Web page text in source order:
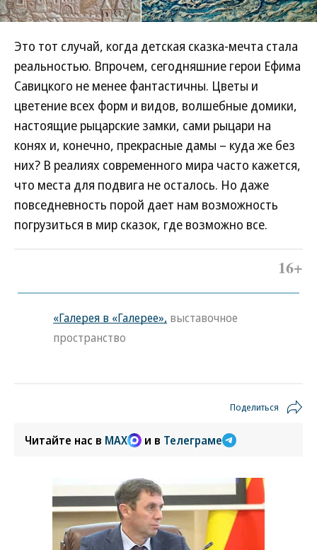
Это тот случай, когда детская сказка-мечта стала
реальностью. Впрочем, сегодняшние герои Ефима
Савицкого не менее фантастичны. Цветы и
цветение всех форм и видов, волшебные домики,
настоящие рыцарские замки, сами рыцари на
конях и, конечно, прекрасные дамы – куда же без
них? В реалиях современного мира часто кажется,
что места для подвига не осталось. Но даже
повседневность порой дает нам возможность
погрузиться в мир сказок, где возможно все.
16+
«Галерея в «Галерее», выставочное
пространство
Поделиться
Читайте нас в MAX и в Телеграме